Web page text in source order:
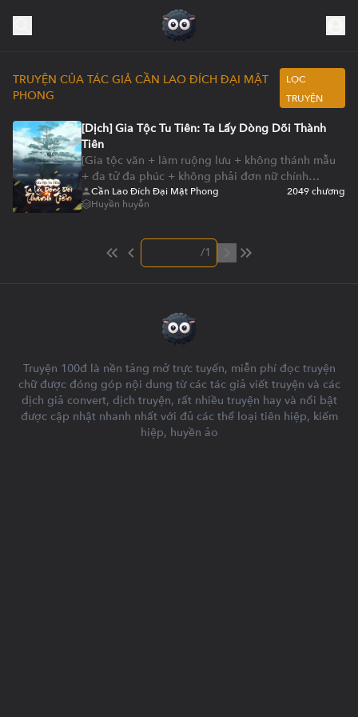
TRUYỆN CỦA TÁC GIẢ CẦN LAO ĐÍCH ĐẠI MẬT
PHONG
LỌC
TRUYỆN
[Dịch] Gia Tộc Tu Tiên: Ta Lấy Dòng Dõi Thành
Tiên
[Gia tộc văn + làm ruộng lưu + không thánh mẫu
+ đa tử đa phúc + không phải đơn nữ chính
(không nữ chính cùng thuần ái chớ vào)] Thanh Hà
huyện Trần thị Tiên Tộc đệ tử đời thứ ba Trần
đến mừng đến trưởng tử, kích hoạt lên “Tử Mẫu
Chung”, có thể từ dòng dõi trên thân lạc ấn thiên
phú, bổ tu tự thân không đủ. Từ đó, Thanh Hà
Trần thị mở ra ầm ầm sóng dậy tiên đồ......
Cần Lao Đích Đại Mật Phong 2049chương
Huyền huyễn
/1
Truyện 100đ là nền tảng mở trực tuyến, miễn phí đọc truyện
chữ được đóng góp nội dung từ các tác giả viết truyện và các
dịch giả convert, dịch truyện, rất nhiều truyện hay và nổi bật
được cập nhật nhanh nhất với đủ các thể loại tiên hiệp, kiếm
hiệp, huyền ảo